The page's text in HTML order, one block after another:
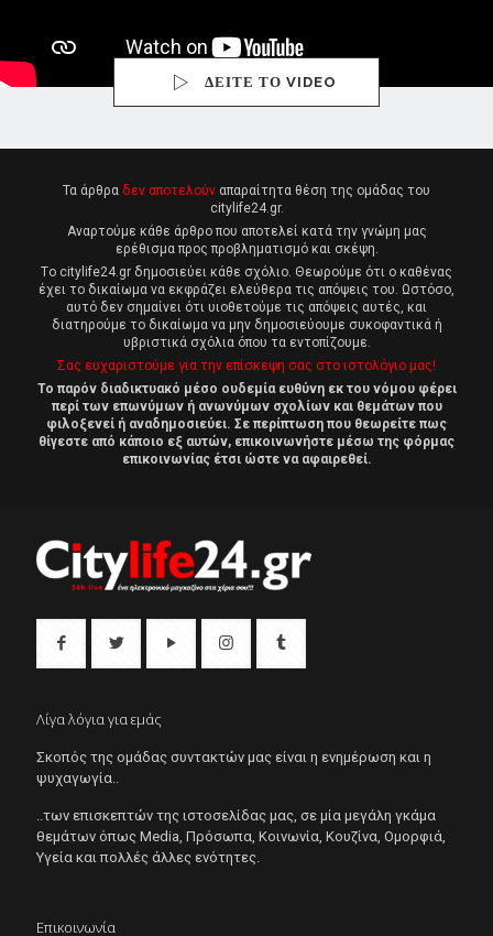
ΔΕΙΤΕ ΤΟ VIDEO
Τα άρθρα δεν αποτελούν απαραίτητα θέση της ομάδας του
citylife24.gr.
Αναρτούμε κάθε άρθρο που αποτελεί κατά την γνώμη μας
ερέθισμα προς προβληματισμό και σκέψη.
Tο citylife24.gr δημοσιεύει κάθε σχόλιο. Θεωρούμε ότι ο καθένας
έχει το δικαίωμα να εκφράζει ελεύθερα τις απόψεις του. Ωστόσο,
αυτό δεν σημαίνει ότι υιοθετούμε τις απόψεις αυτές, και
διατηρούμε το δικαίωμα να μην δημοσιεύουμε συκοφαντικά ή
υβριστικά σχόλια όπου τα εντοπίζουμε.
Σας ευχαριστούμε για την επίσκεψη σας στο ιστολόγιο μας!
Το παρόν διαδικτυακό μέσο ουδεμία ευθύνη εκ του νόμου φέρει
περί των επωνύμων ή ανωνύμων σχολίων και θεμάτων που
φιλοξενεί ή αναδημοσιεύει. Σε περίπτωση που θεωρείτε πως
θίγεστε από κάποιο εξ αυτών, επικοινωνήστε μέσω της φόρμας
επικοινωνίας έτσι ώστε να αφαιρεθεί.
Λίγα λόγια για εμάς
Σκοπός της ομάδας συντακτών μας είναι η ενημέρωση και η
ψυχαγωγία..
..των επισκεπτών της ιστοσελίδας μας, σε μία μεγάλη γκάμα
θεμάτων όπως Μedia, Πρόσωπα, Κοινωνία, Κουζίνα, Ομορφιά,
Υγεία και πολλές άλλες ενότητες.
Επικοινωνία